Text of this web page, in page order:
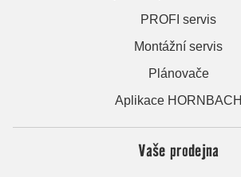
PROFI servis
Montážní servis
Plánovače
Aplikace HORNBACH
Vaše prodejna